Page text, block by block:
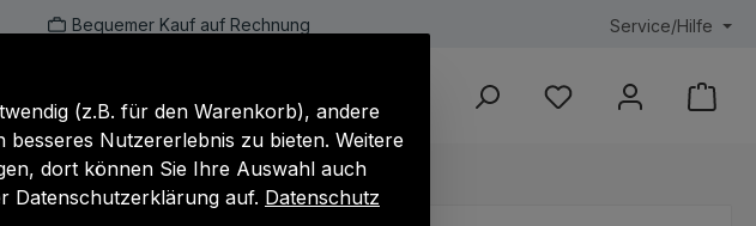
Bequemer Kauf auf Rechnung Service/Hilfe
Akustik-Optik PU-
Du hast 0 Produkte
(z.B. für den Warenkorb), andere
Nutzererlebnis zu bieten. Weitere
dort können Sie Ihre Auswahl auch
Datenschutzerklärung auf. Datenschutz